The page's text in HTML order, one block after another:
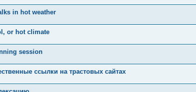
in hot weather
or hot climate
session
ссылки на трастовых сайтах